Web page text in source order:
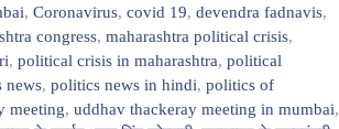
,Coronavirus,covid 19,devendra fadnavis,
congress, maharashtra political crisis,
, political crisis in maharashtra, political
news, politics news in hindi, politics of
meeting, uddhav thackeray meeting in mumbai,